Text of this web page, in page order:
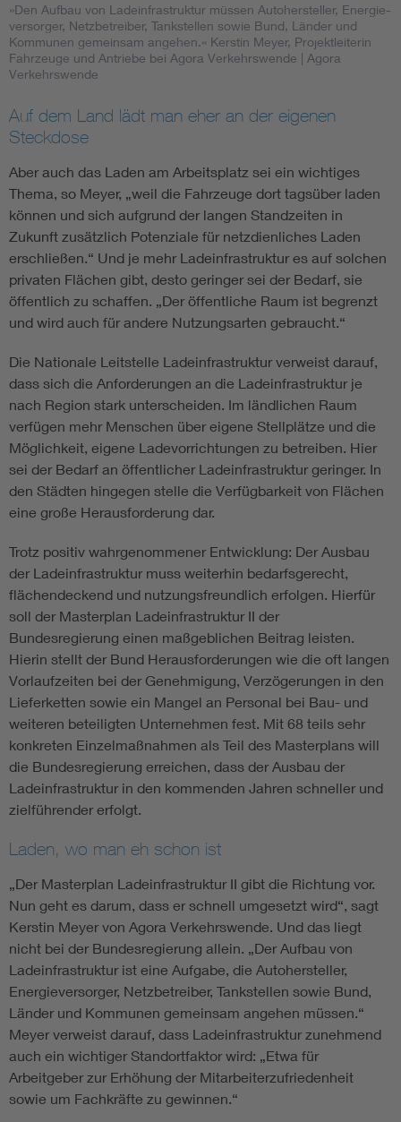
»Den Aufbau von Lade­infrastruktur müssen Autohersteller, Energie­
versorger, Netzbetreiber, Tankstellen sowie Bund, Länder und
Kommunen gemeinsam angehen.« Kerstin Meyer, Projektleiterin
Fahrzeuge und Antriebe bei Agora Verkehrswende | Agora
Verkehrswende
Auf dem Land lädt man eher an der eigenen
Steckdose
Aber auch das Laden am Arbeitsplatz sei ein wichtiges
Thema, so Meyer, „weil die Fahrzeuge dort tagsüber laden
können und sich aufgrund der langen Standzeiten in
Zukunft zusätzlich Potenziale für netzdienliches Laden
erschließen.“ Und je mehr Ladeinfrastruktur es auf solchen
privaten Flächen gibt, desto geringer sei der Bedarf, sie
öffentlich zu schaffen. „Der öffentliche Raum ist begrenzt
und wird auch für andere Nutzungsarten gebraucht.“
Die Nationale Leitstelle Lade­infra­struktur verweist darauf,
dass sich die Anforderungen an die Ladeinfrastruktur je
nach Region stark unterscheiden. Im ländlichen Raum
verfügen mehr Menschen über eigene Stellplätze und die
Möglichkeit, eigene Ladevorrichtungen zu betreiben. Hier
sei der Bedarf an öffentlicher Ladeinfrastruktur geringer. In
den Städten hingegen stelle die Verfügbarkeit von Flächen
eine große Herausforderung dar.
Trotz positiv wahrgenommener Entwicklung: Der Ausbau
der Lade­infra­struktur muss weiterhin bedarfsgerecht,
flächendeckend und nutzungsfreundlich erfolgen. Hierfür
soll der Masterplan Ladeinfrastruktur II der
Bundesregierung einen maßgeblichen Beitrag leisten.
Hierin stellt der Bund Herausforderungen wie die oft langen
Vorlaufzeiten bei der Genehmigung, Verzögerungen in den
Lieferketten sowie ein Mangel an Personal bei Bau- und
weiteren beteiligten Unternehmen fest. Mit 68 teils sehr
konkreten Einzelmaßnahmen als Teil des Masterplans will
die Bundesregierung erreichen, dass der Ausbau der
Ladeinfrastruktur in den kommenden Jahren schneller und
zielführender erfolgt.
Laden, wo man eh schon ist
„Der Masterplan Ladeinfrastruktur II gibt die Richtung vor.
Nun geht es darum, dass er schnell umgesetzt wird“, sagt
Kerstin Meyer von ­Agora Verkehrswende. Und das liegt
nicht bei der Bundesregierung allein. „Der Aufbau von
Ladeinfrastruktur ist eine Aufgabe, die Autohersteller,
Energieversorger, Netzbetreiber, Tankstellen sowie Bund,
Länder und Kommunen gemeinsam angehen müssen.“
Meyer verweist darauf, dass Ladeinfrastruktur zunehmend
auch ein wichtiger Standortfaktor wird: „Etwa für
Arbeitgeber zur Erhöhung der Mitarbeiterzufriedenheit
sowie um Fachkräfte zu gewinnen.“